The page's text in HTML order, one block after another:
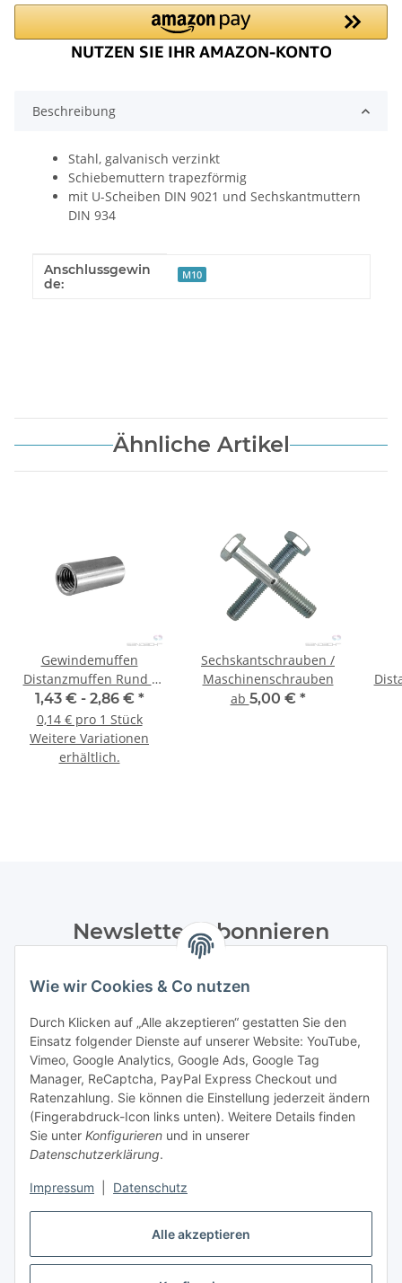
Alle akzeptieren
Wie wir Cookies & Co nutzen
Durch Klicken auf „Alle akzeptieren“ gestatten Sie den
Einsatz folgender Dienste auf unserer Website: YouTube,
Vimeo, Google Analytics, Google Ads, Google Tag
Manager, ReCaptcha, PayPal Express Checkout und
Ratenzahlung. Sie können die Einstellung jederzeit ändern
(Fingerabdruck-Icon links unten). Weitere Details finden
Sie unter Konfigurieren und in unserer
Datenschutzerklärung.
Impressum Datenschutz
Beschreibung
Stahl, galvanisch verzinkt
Schiebemuttern trapezförmig
mit U-Scheiben DIN 9021 und Sechskantmuttern
DIN 934
Produkteigenschaft
Wert
Anschlussgewin
de:
M10
Ähnliche Artikel
Gewindemuffen
Distanzmuffen Rund -
10 Stück
1,43 € - 2,86 € *
0,14 € pro 1 Stück
Weitere Variationen
erhältlich.
Sechskantschrauben /
Maschinenschrauben
ab 5,00 € *
Newsletter Abonnieren
Datenschutzerklärungregelmäßig und jederzeit widerruflich
Abonnieren
Informationen
Gesetzliche Informationen
Vertrag widerrufen